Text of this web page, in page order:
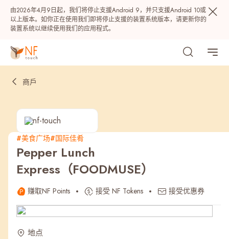
由2026年4月9日起，我们将停止支援Android 9，并只支援Android 10或
以上版本。如你正在使用我们即将停止支援的装置系统版本，请更新你的
装置系统以继续使用我们的应用程式。
热门
最近搜寻纪录
商戶
#美食广场#国际佳肴
Pepper Lunch
Express（FOODMUSE）
赚取NF Points 接受 NF Tokens 接受优惠券
地点